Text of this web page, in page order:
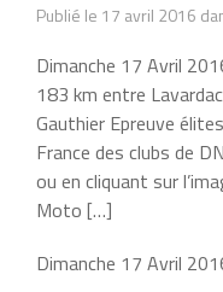
Publié le 17 avril 2016
Dimanche 17 Avril
183 km entre
Gauthier Epreuve
France des clubs de
ou en cliquant sur
Moto […]
Dimanche 17 Avril